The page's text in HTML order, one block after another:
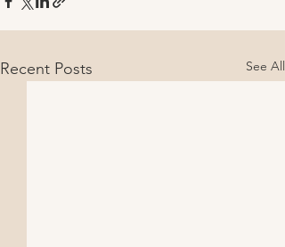
Recent Posts See All